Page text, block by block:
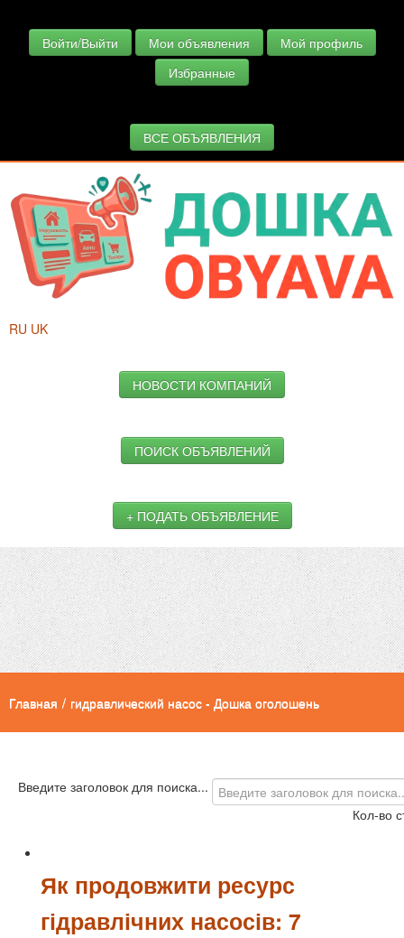
Войти/Выйти Мои объявления
Мой профиль
Избранные
ВСЕ ОБЪЯВЛЕНИЯ
RU UK
НОВОСТИ КОМПАНИЙ
ПОИСК ОБЪЯВЛЕНИЙ
+ ПОДАТЬ ОБЪЯВЛЕНИЕ
Главная / гидравлический насос - Дошка оголошень
Введите заголовок для поиска...
Кол-во
Як продовжити ресурс
гідравлічних насосів: 7